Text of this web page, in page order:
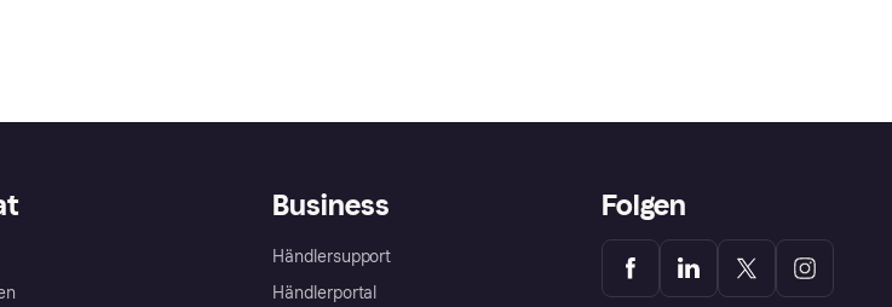
Business
Händlersupport
Händlerportal
Folgen